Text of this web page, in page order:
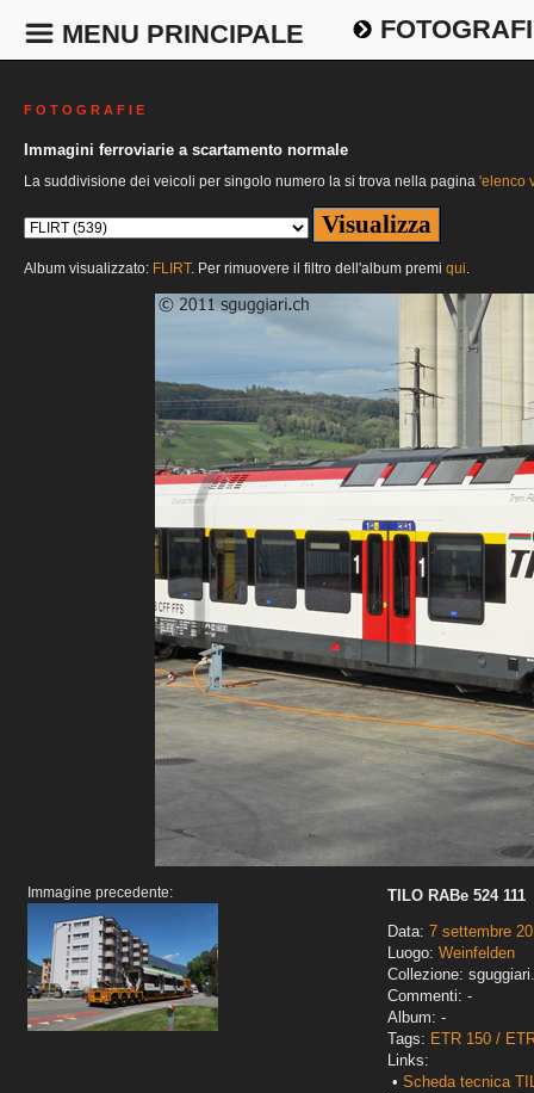
MENU PRINCIPALE
F O T O G R A F I E
Immagini ferroviarie a scartamento normale
La suddivisione dei veicoli per singolo numero la si trova nella pagina 'elenco
Album visualizzato: FLIRT. Per rimuovere il filtro dell'album premi qui.
Immagine precedente:
TILO RABe 524 111
Data: 7 settembre
Luogo: Weinfelden
Collezione:
Commenti: -
Album: -
Tags: ETR 150 /
Links:
• Scheda tecnica